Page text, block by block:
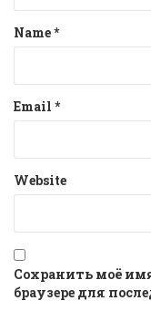
Name*
Email *
Website
Сохранить моё
браузере для